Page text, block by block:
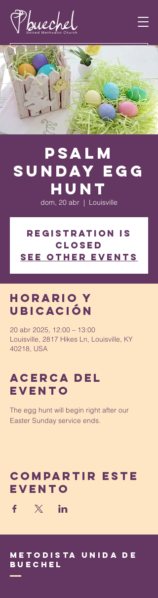
Psalm
Sunday Egg
Hunt
dom, 20 abr
  |
Louisville
Registration is
closed
See other events
Horario y
ubicación
20 abr 2025, 12:00 – 13:00
Louisville, 2817 Hikes Ln, Louisville, KY
40218, USA
Acerca del
evento
The egg hunt will begin right after our
Easter Sunday service ends.
Compartir este
evento
Metodista Unida de
Buechel